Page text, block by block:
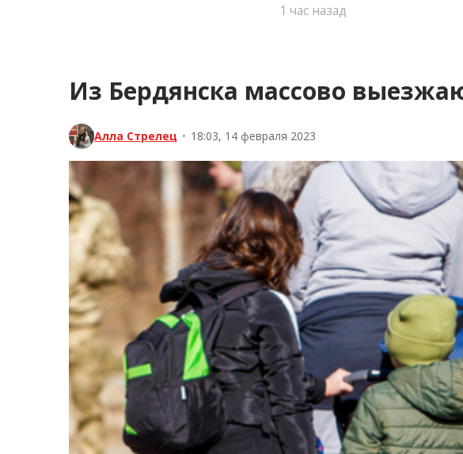
1 час назад
Из Бердянска массово
Алла Стрелец • 18:03, 14 февраля 2023